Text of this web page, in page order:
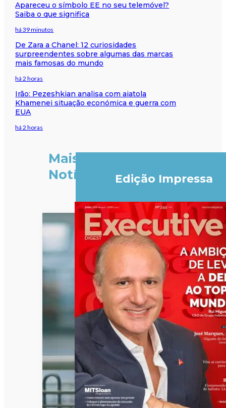
Apareceu o símbolo EE no seu telemóvel?
Saiba o que significa
há 39 minutos
De Zara a Chanel: 12 curiosidades
surpreendentes sobre algumas das marcas
mais famosas do mundo
há 2 horas
Irão: Pezeshkian analisa com aiatola
Khamenei situação económica e guerra com
EUA
há 2 horas
Mais
Notícias
Edição Impressa